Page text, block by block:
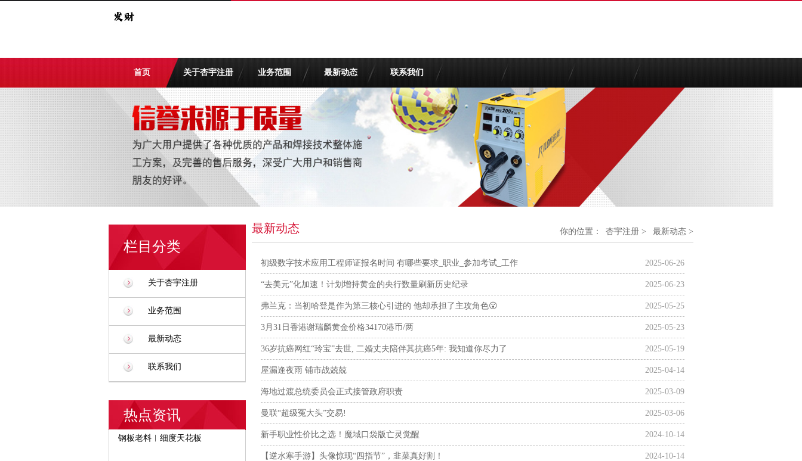
首页 关于杏宇注册 业务范围 最新动态 联系我们
栏目分类
关于杏宇注册
业务范围
最新动态
联系我们
热点资讯
钢板老料︱细度天花板
你的位置： 杏宇注册 > 最新动态 >
最新动态
2025-06-26
初级数字技术应用工程师证报名时间 有哪些要求_职业_参加考试_工作
2025-06-23
“去美元”化加速！计划增持黄金的央行数量刷新历史纪录
2025-05-25
弗兰克：当初哈登是作为第三核心引进的 他却承担了主攻角色😮
2025-05-23
3月31日香港谢瑞麟黄金价格34170港币/两
2025-05-19
36岁抗癌网红“玲宝”去世, 二婚丈夫陪伴其抗癌5年: 我知道你尽力了
2025-04-14
屋漏逢夜雨 铺市战兢兢
2025-03-09
海地过渡总统委员会正式接管政府职责
2025-03-06
曼联“超级冤大头”交易!
2024-10-14
新手职业性价比之选！魔域口袋版亡灵觉醒
2024-10-14
【逆水寒手游】头像惊现“四指节”，韭菜真好割！